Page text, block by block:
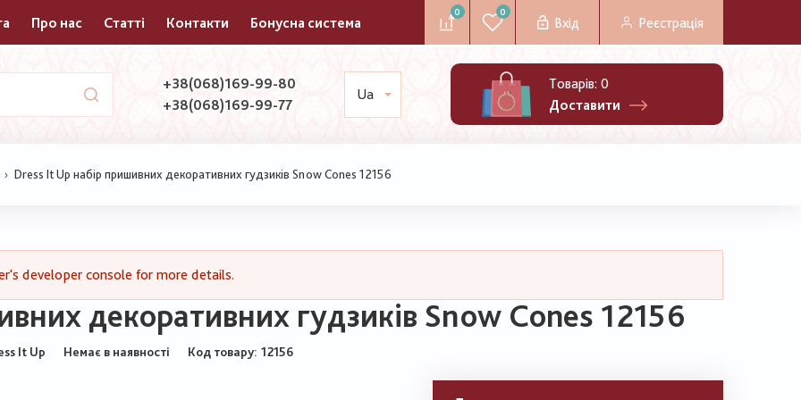
Про нас Статті Контакти Бонусна система
0 0
Вхід Реєстрація
+38(068)169-99-80
+38(068)169-99-77
Ua
Товарів: 0
Доставити
Dress It Up набір пришивних декоративних гудзиків Snow Cones 12156
developer console for more details.
декоративних гудзиків Snow Cones 12156
It Up Немає в наявності Код товару 12156